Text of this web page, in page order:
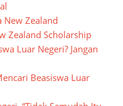
New Zealand
Zealand Scholarship
Luar Negeri? Jangan
Beasiswa Luar